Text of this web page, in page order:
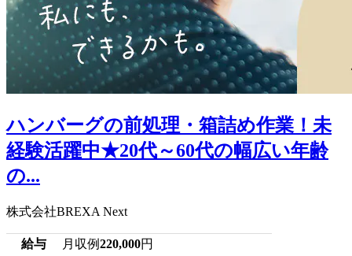
ハンバーグの前処理・箱詰め作業！未
経験活躍中★20代～60代の幅広い年齢
の...
株式会社BREXA Next
給与 月収例220,000円